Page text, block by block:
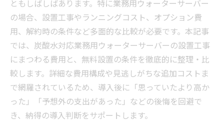
ともしばしばあります。特に業務用ウォーターサーバー
の場合、設置工事やランニングコスト、オプション費
用、解約時の条件など多面的な比較が必要です。本記事
では、炭酸水対応業務用ウォーターサーバーの設置工事
にまつわる費用と、無料設置の条件を徹底的に整理・比
較します。詳細な費用構成や見逃しがちな追加コストま
で網羅されているため、導入後に「思っていたより高か
った」「予想外の支出があった」などの後悔を回避で
き、納得の導入判断をサポートします。